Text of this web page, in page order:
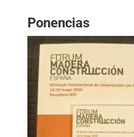
Ponencias